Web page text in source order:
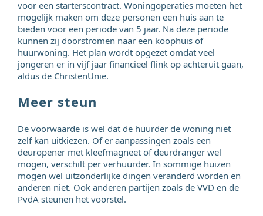
voor een starterscontract. Woningoperaties moeten het
mogelijk maken om deze personen een huis aan te
bieden voor een periode van 5 jaar. Na deze periode
kunnen zij doorstromen naar een koophuis of
huurwoning. Het plan wordt opgezet omdat veel
jongeren er in vijf jaar financieel flink op achteruit gaan,
aldus de ChristenUnie.
Meer steun
De voorwaarde is wel dat de huurder de woning niet
zelf kan uitkiezen. Of er aanpassingen zoals een
deuropener met kleefmagneet of deurdranger wel
mogen, verschilt per verhuurder. In sommige huizen
mogen wel uitzonderlijke dingen veranderd worden en
anderen niet. Ook anderen partijen zoals de VVD en de
PvdA steunen het voorstel.